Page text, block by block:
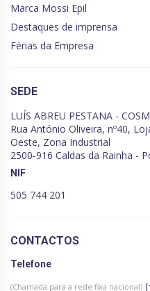
Marca Mossi Epil
Destaques de imprensa
Férias da Empresa
SEDE
LUÍS ABREU PESTANA -
Rua António Oliveira, nº40,
Oeste, Zona Industrial
2500-916 Caldas da Rainha -
NIF
505 744 201
CONTACTOS
Telefone
(Chamada para a rede fixa nacional)